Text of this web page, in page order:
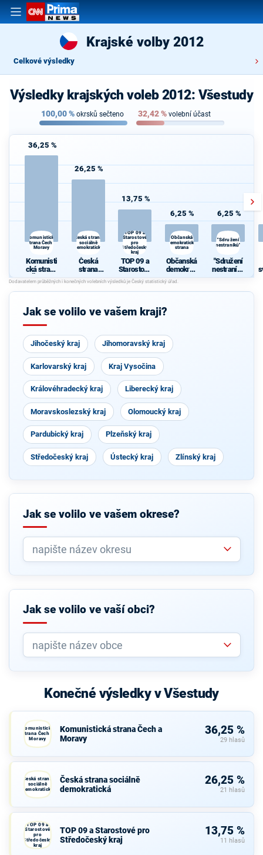
Krajské volby 2012
Celkové výsledky
Výsledky krajských voleb 2012: Všestudy
100,00% okrsků sečteno 32,42% volební účast
36,25 %
Komunistická
strana Čech a
Moravy
Komunisti
cká strana
Čech a
Moravy
26,25 %
Česká strana
sociálně
demokratická
Česká
strana
sociálně
demokrati
cká
13,75 %
TOP 09 a
Starostové
pro
Středočeský
kraj
TOP 09 a
Starostové
pro
Středočes
ký kraj
6,25 %
Občanská
demokratická
strana
Občanská
demokrati
cká strana
6,25 %
"Sdružení
nestraníků"
"Sdružení
nestraníků
"
Jak se volilo ve vašem kraji?
Jihočeský kraj Jihomoravský kraj
Karlovarský kraj Kraj Vysočina
Královéhradecký kraj Liberecký kraj
Moravskoslezský kraj Olomoucký kraj
Pardubický kraj Plzeňský kraj
Středočeský kraj Ústecký kraj Zlínský kraj
Jak se volilo ve vašem okrese?
Jak se volilo ve vaší obci?
Konečné výsledky v Všestudy
Komunistická
strana Čech a
Moravy
Komunistická strana Čech a
Moravy
36,25 %
29 hlasů
Česká strana
sociálně
demokratická
Česká strana sociálně
demokratická
26,25 %
21 hlasů
TOP 09 a
Starostové
pro
Středočeský
kraj
TOP 09 a Starostové pro
Středočeský kraj
13,75 %
11 hlasů